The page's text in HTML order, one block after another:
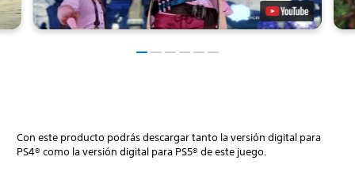
Con este producto podrás descargar tanto la versión digital para
PS4® como la versión digital para PS5® de este juego.